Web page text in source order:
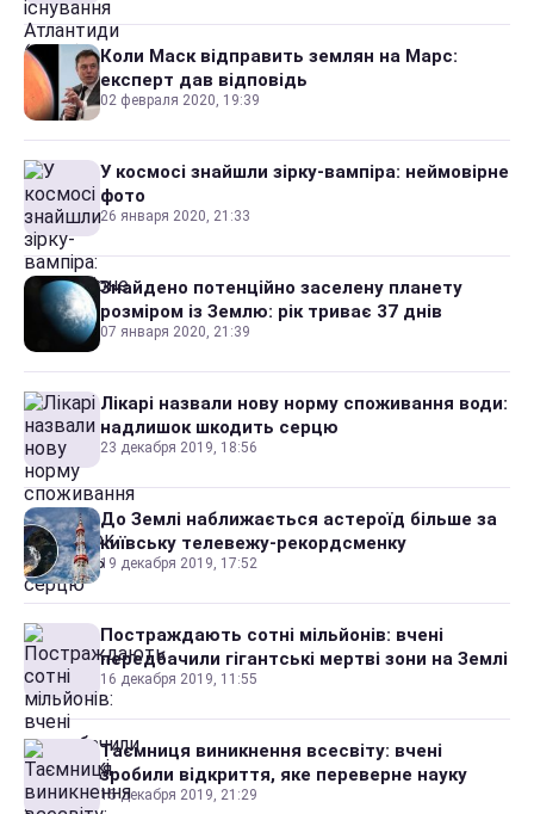
Коли Маск відправить землян на Марс:
експерт дав відповідь
02 февраля 2020, 19:39
У космосі знайшли зірку-вампіра: неймовірне
фото
26 января 2020, 21:33
Знайдено потенційно заселену планету
розміром із Землю: рік триває 37 днів
07 января 2020, 21:39
Лікарі назвали нову норму споживання води:
надлишок шкодить серцю
23 декабря 2019, 18:56
До Землі наближається астероїд більше за
київську телевежу-рекордсменку
19 декабря 2019, 17:52
Постраждають сотні мільйонів: вчені
передбачили гігантські мертві зони на Землі
16 декабря 2019, 11:55
Таємниця виникнення всесвіту: вчені
зробили відкриття, яке переверне науку
15 декабря 2019, 21:29